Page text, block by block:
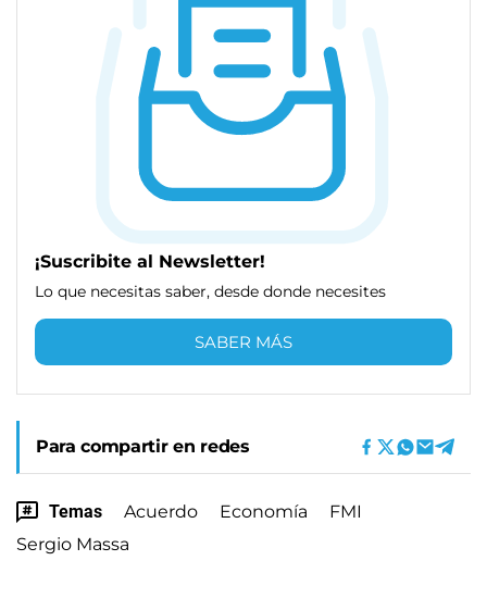
¡Suscribite al Newsletter!
Lo que necesitas saber, desde donde necesites
SABER MÁS
Para compartir en redes
Temas Acuerdo Economía
FMI
Sergio Massa